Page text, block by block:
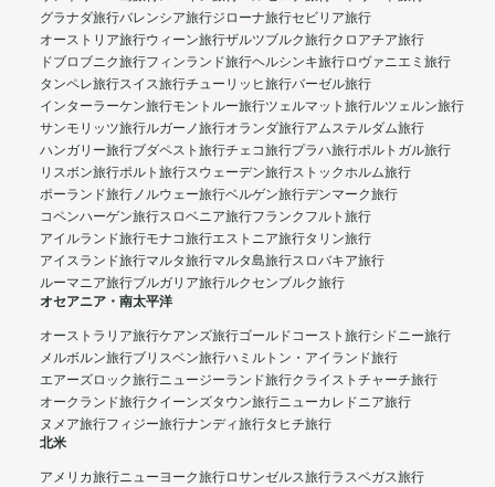
グラナダ旅行バレンシア旅行ジローナ旅行セビリア旅行
オーストリア旅行ウィーン旅行ザルツブルク旅行クロアチア旅行
ドブロブニク旅行フィンランド旅行ヘルシンキ旅行ロヴァニエミ旅行
タンペレ旅行スイス旅行チューリッヒ旅行バーゼル旅行
インターラーケン旅行モントルー旅行ツェルマット旅行ルツェルン旅行
サンモリッツ旅行ルガーノ旅行オランダ旅行アムステルダム旅行
ハンガリー旅行ブダペスト旅行チェコ旅行プラハ旅行ポルトガル旅行
リスボン旅行ポルト旅行スウェーデン旅行ストックホルム旅行
ポーランド旅行ノルウェー旅行ベルゲン旅行デンマーク旅行
コペンハーゲン旅行スロベニア旅行フランクフルト旅行
アイルランド旅行モナコ旅行エストニア旅行タリン旅行
アイスランド旅行マルタ旅行マルタ島旅行スロバキア旅行
ルーマニア旅行ブルガリア旅行ルクセンブルク旅行
オセアニア・南太平洋
オーストラリア旅行ケアンズ旅行ゴールドコースト旅行シドニー旅行
メルボルン旅行ブリスベン旅行ハミルトン・アイランド旅行
エアーズロック旅行ニュージーランド旅行クライストチャーチ旅行
オークランド旅行クイーンズタウン旅行ニューカレドニア旅行
ヌメア旅行フィジー旅行ナンディ旅行タヒチ旅行
北米
アメリカ旅行ニューヨーク旅行ロサンゼルス旅行ラスベガス旅行